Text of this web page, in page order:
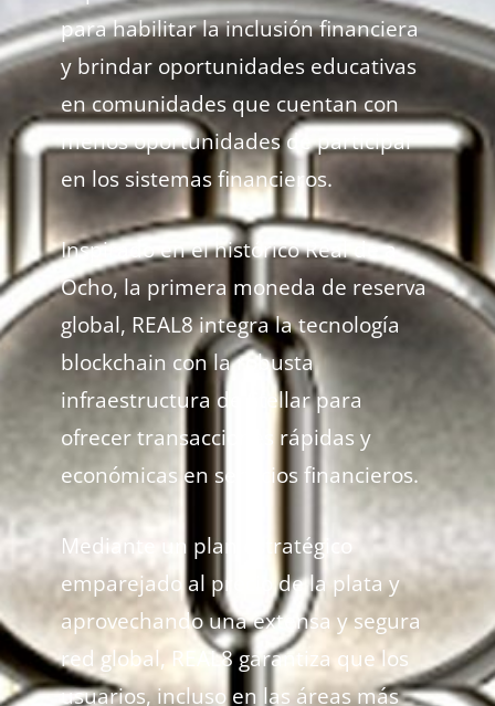
para habilitar la inclusión financiera
y brindar oportunidades educativas
en comunidades que cuentan con
menos oportunidades de participar
en los sistemas financieros.
Inspirado en el histórico Real de a
Ocho, la primera moneda de reserva
global, REAL8 integra la tecnología
blockchain con la robusta
infraestructura de Stellar para
ofrecer transacciones rápidas y
económicas en servicios financieros.
Mediante un plan estratégico
emparejado al precio de la plata y
aprovechando una extensa y segura
red global, REAL8 garantiza que los
usuarios, incluso en las áreas más